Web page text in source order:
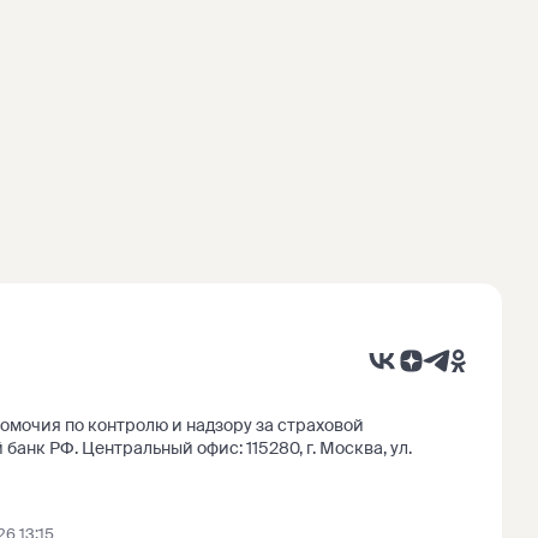
по контролю и надзору за страховой
банк РФ. Центральный офис:115280, г. Москва,ул.
13:15